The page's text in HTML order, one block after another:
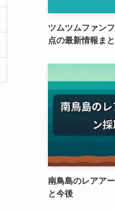
ツムツムファン
点の最新情報ま
南鳥島のレアア
と今後